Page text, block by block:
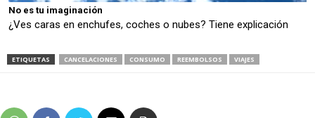
No es tu imaginación
¿Ves caras en enchufes, coches o nubes? Tiene explicación
ETIQUETAS CANCELACIONES CONSUMO REEMBOLSOS VIAJES